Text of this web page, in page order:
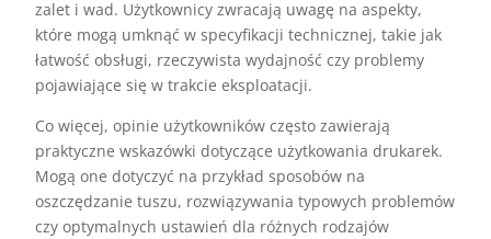
zalet i wad. Użytkownicy zwracają uwagę na aspekty,
które mogą umknąć w specyfikacji technicznej, takie jak
łatwość obsługi, rzeczywista wydajność czy problemy
pojawiające się w trakcie eksploatacji.
Co więcej, opinie użytkowników często zawierają
praktyczne wskazówki dotyczące użytkowania drukarek.
Mogą one dotyczyć na przykład sposobów na
oszczędzanie tuszu, rozwiązywania typowych problemów
czy optymalnych ustawień dla różnych rodzajów